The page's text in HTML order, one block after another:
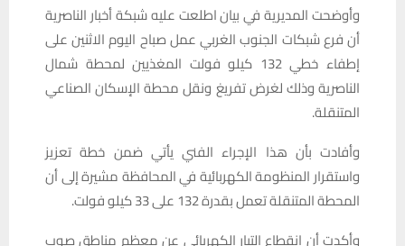
وأوضحت المديرية في بيان اطلعت عليه شبكة أخبار الناصرية
أن فرع شبكات الجنوب الغربي عمل صباح اليوم الاثنين على
إطفاء خطي 132 كيلو فولت المغذيين لمحطة شمال
الناصرية وذلك لغرض تفريغ ونقل محطة الإسكان الصناعي
المتنقلة.
وأفادت بأن هذا الإجراء الفني يأتي ضمن خطة تعزيز
واستقرار المنظومة الكهربائية في المحافظة مشيرة إلى أن
المحطة المتنقلة تعمل بقدرة 132 على 33 كيلو فولت.
وأكدت أن انقطاع التيار الكهربائي عن معظم مناطق صوب